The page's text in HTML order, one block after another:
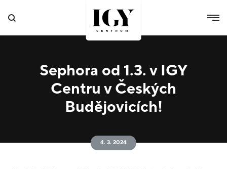
Sephora od 1.3. v IGY
Centru v Českých
Budějovicích!
4. 3. 2024